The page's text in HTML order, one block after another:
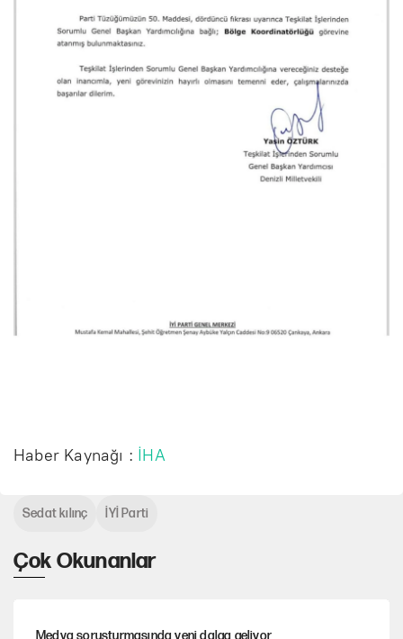
Haber Kaynağı : İHA
Çok Okunanlar
Medya soruşturmasında yeni dalga geliyor
Sedat kılınç İYİ Parti